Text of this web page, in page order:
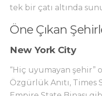
tek bir çatı altında
Öne Çıkan
New York City
“Hiç uyumayan şehir”
Özgürlük Anıtı, Times